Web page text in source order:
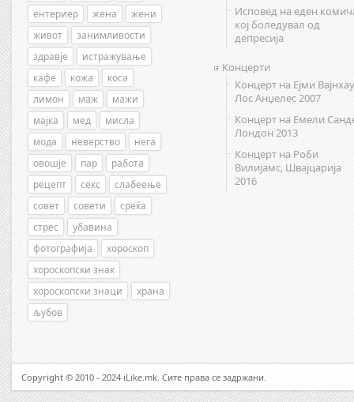
ентериер
жена
жени
живот
занимливости
здравје
истражување
кафе
кожа
коса
лимон
маж
мажи
мајка
мед
мисла
мода
неверство
нега
овошје
пар
работа
рецепт
секс
слабеење
совет
совети
среќа
стрес
убавина
фотографија
хороскоп
хороскопски знак
хороскопски знаци
храна
љубов
Исповед на еден
кој боледувал од
депресија
Концерти
Концерт на Ејми
Лос Анџелес 2007
Концерт на Емели
Лондон 2013
Концерт на Роби
Вилијамс, Швајцарија
2016
Copyright © 2010 - 2024 iLike.mk. Сите права се задржани.